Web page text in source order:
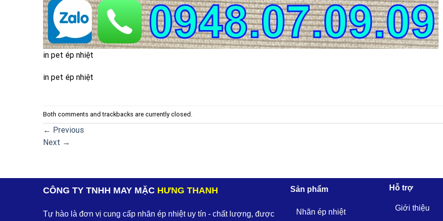
in pet ép nhiệt
in pet ép nhiệt
Both comments and trackbacks are currently closed.
← Previous
Next →
CÔNG TY TNHH MAY MẶC HƯNG THANH
Tự hào là đơn vị cung cấp nhãn ép nhiệt uy tín - chất lượng, được
Sản phẩm
Nhãn ép nhiệt
Hỗ trợ
Giới thiệu